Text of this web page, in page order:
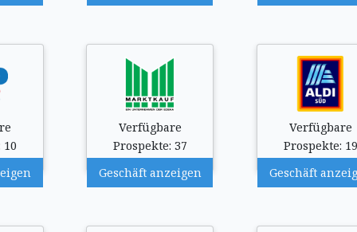
10
Verfügbare
Prospekte: 37
Geschäft anzeigen
Verfügbare
Prospekte: 19
Geschäft